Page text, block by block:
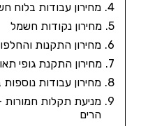
מחירון עבודות בלוח
מחירון נקודות חשמל
מחירון התקנות
מחירון התקנת גופי
מחירון עבודות
מניעת תקלות
הרים